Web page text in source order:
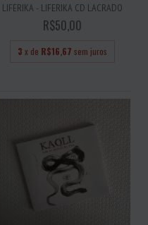
LIFERIKA - LIFERIKA CD LACRADO
R$50,00
3 x de R$16,67 sem juros